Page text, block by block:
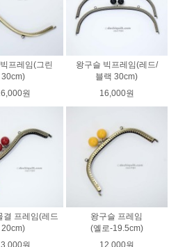
프레임(그린
30cm)
원
왕구슬 빅프레임(레드/
블랙 30cm)
16,000원
결 프레임(레드
20cm)
원
왕구슬 프레임
(옐로-19.5cm)
12,000원